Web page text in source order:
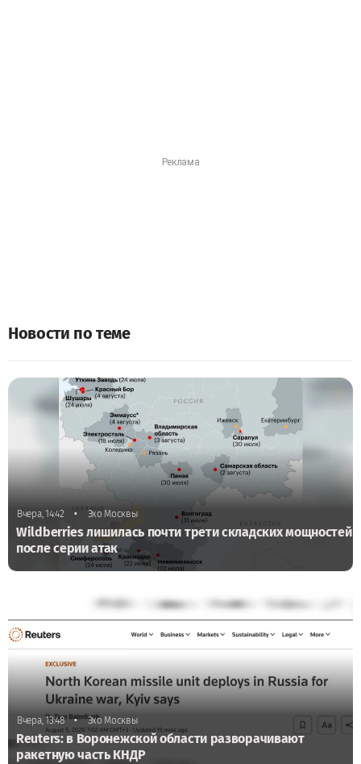
Новости по теме
Вчера, 14:42 • Эхо Москвы
Wildberries лишилась почти трети складских мощностей
после серии атак
Вчера, 13:48 • Эхо Москвы
Reuters: в Воронежской области разворачивают
ракетную часть КНДР